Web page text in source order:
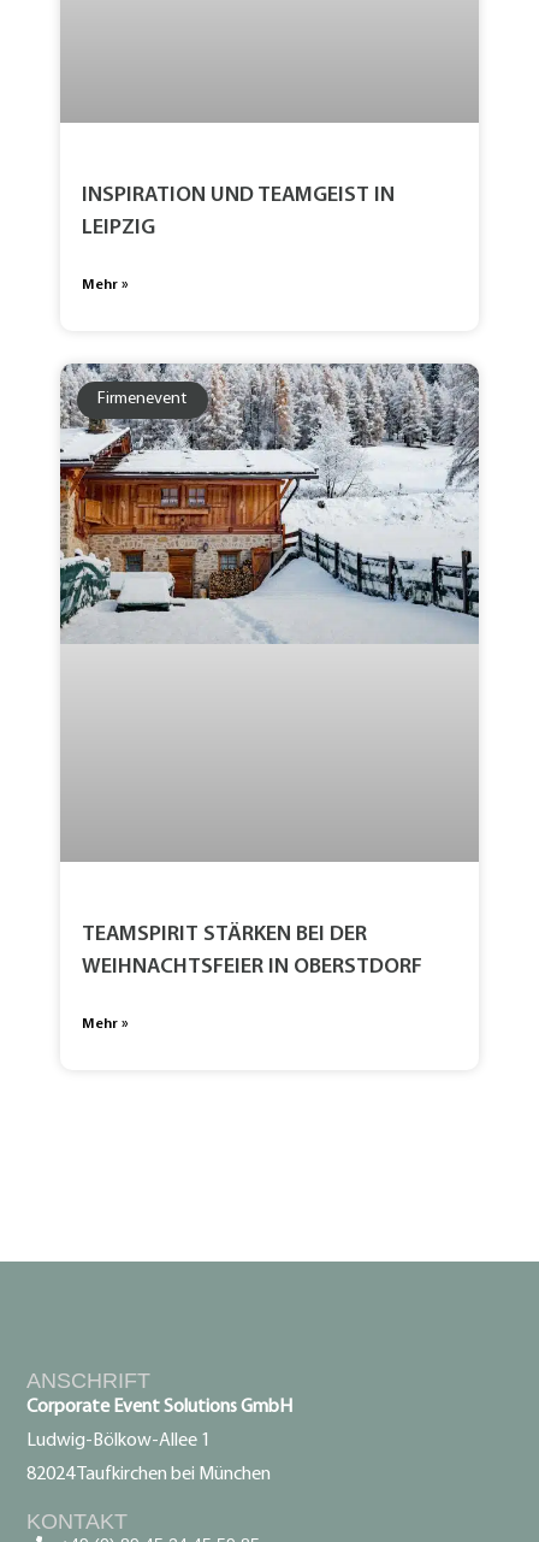
INSPIRATION UND TEAMGEIST IN
LEIPZIG
Mehr »
Firmenevent
TEAMSPIRIT STÄRKEN BEI DER
WEIHNACHTSFEIER IN OBERSTDORF
Mehr »
ANSCHRIFT
Corporate Event Solutions GmbH
Ludwig-Bölkow-Allee 1
82024 Taufkirchen bei München
KONTAKT